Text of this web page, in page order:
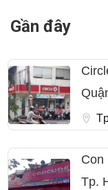
Gần đây
Con
Tp.